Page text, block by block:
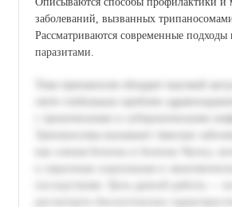
заболеваний, вызванных
Рассматриваются современные подходы
паразитами.